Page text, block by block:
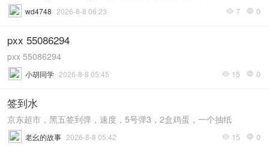
 7  0
wd4748 2026-8-8 06:23
pxx 55086294
pxx 55086294
 15  0
小胡同学 2026-8-8 05:45
签到水
京东超市，黑五签到弹，速度，5号弹3，2盒鸡蛋，一个抽纸
 15  0
老幺的故事 2026-8-8 05:42